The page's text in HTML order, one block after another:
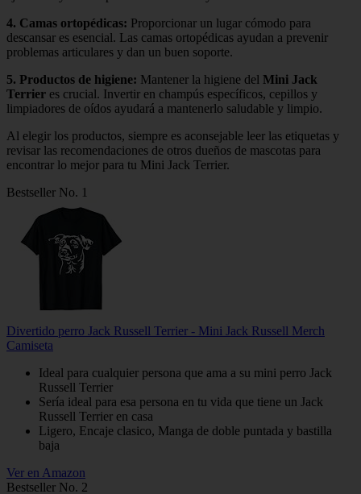
4. Camas ortopédicas: Proporcionar un lugar cómodo para
descansar es esencial. Las camas ortopédicas ayudan a prevenir
problemas articulares y dan un buen soporte.
5. Productos de higiene: Mantener la higiene del Mini Jack
Terrier es crucial. Invertir en champús específicos, cepillos y
limpiadores de oídos ayudará a mantenerlo saludable y limpio.
Al elegir los productos, siempre es aconsejable leer las etiquetas y
revisar las recomendaciones de otros dueños de mascotas para
encontrar lo mejor para tu Mini Jack Terrier.
Bestseller No. 1
Divertido perro Jack Russell Terrier - Mini Jack Russell Merch
Camiseta
Ideal para cualquier persona que ama a su mini perro Jack
Russell Terrier
Sería ideal para esa persona en tu vida que tiene un Jack
Russell Terrier en casa
Ligero, Encaje clasico, Manga de doble puntada y bastilla
baja
Ver en Amazon
Bestseller No. 2